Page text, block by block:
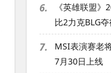
6.
《英雄联盟
比2力克BLG
7.
MSI表演赛老
7月30日上线